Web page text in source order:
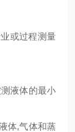
或过程测量
液体的最小
体,气体和蒸